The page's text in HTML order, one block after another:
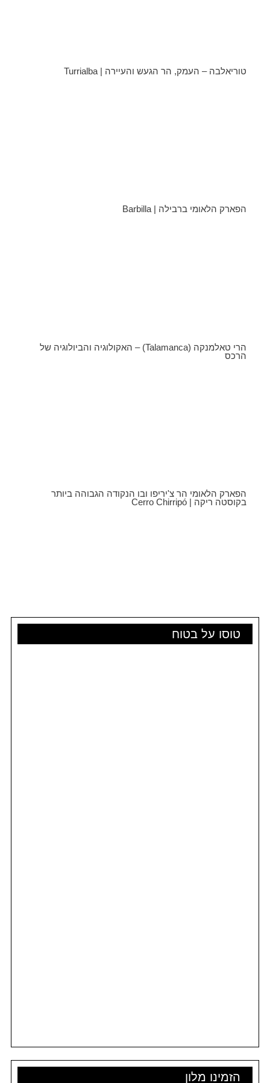
טוסו על בטוח
הזמינו מלון
טוריאלבה – העמק, הר הגעש והעיירה | Turrialba
הפארק הלאומי ברבילה | Barbilla
הרי טאלמנקה (Talamanca) – האקולוגיה והביולוגיה של
הרכס
הפארק הלאומי הר צ'יריפו ובו הנקודה הגבוהה ביותר
בקוסטה ריקה | Cerro Chirripó